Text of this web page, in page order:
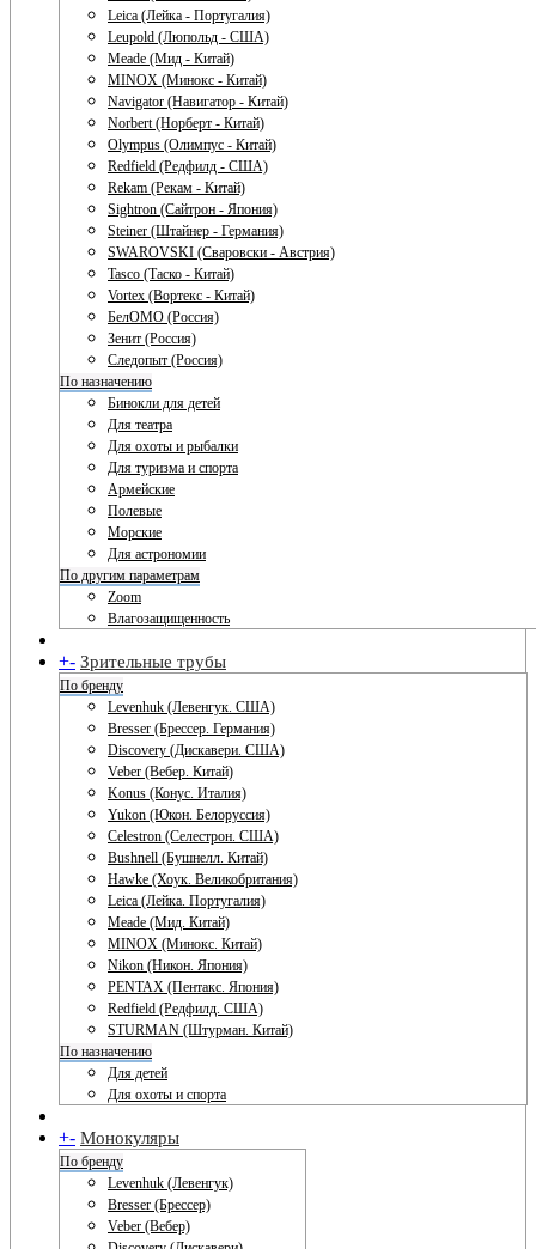
Leica (Лейка - Португалия)
Leupold (Люпольд - США)
Meade (Мид - Китай)
MINOX (Минокс - Китай)
Navigator (Навигатор - Китай)
Norbert (Норберт - Китай)
Olympus (Олимпус - Китай)
Redfield (Редфилд - США)
Rekam (Рекам - Китай)
Sightron (Сайтрон - Япония)
Steiner (Штайнер - Германия)
SWAROVSKI (Сваровски - Австрия)
Tasco (Таско - Китай)
Vortex (Вортекс - Китай)
БелОМО (Россия)
Зенит (Россия)
Следопыт (Россия)
По назначению
Бинокли для детей
Для театра
Для охоты и рыбалки
Для туризма и спорта
Армейские
Полевые
Морские
Для астрономии
По другим параметрам
Zoom
Влагозащищенность
+- Зрительные трубы
По бренду
Levenhuk (Левенгук. США)
Bresser (Брессер. Германия)
Discovery (Дискавери. США)
Veber (Вебер. Китай)
Konus (Конус. Италия)
Yukon (Юкон. Белоруссия)
Celestron (Селестрон. США)
Bushnell (Бушнелл. Китай)
Hawke (Хоук. Великобритания)
Leica (Лейка. Португалия)
Meade (Мид. Китай)
MINOX (Минокс. Китай)
Nikon (Никон. Япония)
PENTAX (Пентакс. Япония)
Redfield (Редфилд. США)
STURMAN (Штурман. Китай)
По назначению
Для детей
Для охоты и спорта
+- Монокуляры
По бренду
Levenhuk (Левенгук)
Bresser (Брессер)
Veber (Вебер)